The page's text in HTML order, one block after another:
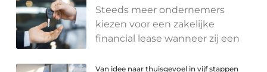
Steeds meer ondernemers
kiezen voor een zakelijke
financial lease wanneer zij een
Van idee naar thuisgevoel in vijf stappen